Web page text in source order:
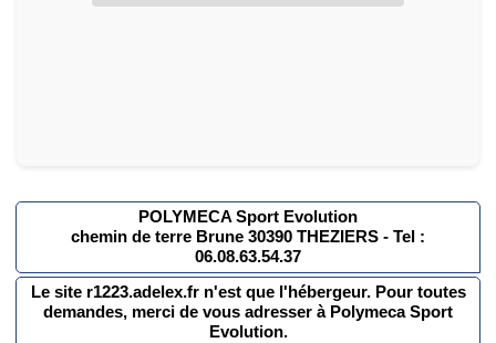
POLYMECA Sport Evolution
chemin de terre Brune 30390 THEZIERS - Tel :
06.08.63.54.37
Le site r1223.adelex.fr n'est que l'hébergeur. Pour toutes
demandes, merci de vous adresser à Polymeca Sport
Evolution.